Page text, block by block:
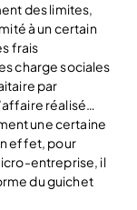
des limites,
à un certain
frais
charge sociales
par
réalisé…
une certaine
effet, pour
entreprise, il
du guichet